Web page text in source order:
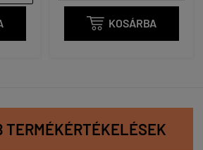
 KOSÁRBA
TERMÉKÉRTÉKELÉSEK